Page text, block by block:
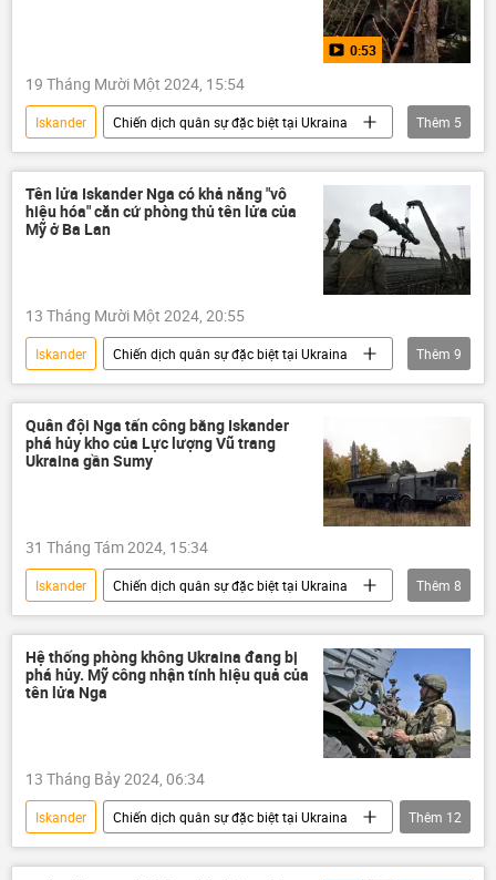
máy bay không người lái
Kinzhal
Pantsir-S
Quân đội Nga
chuyên gia
0:53
19 Tháng Mười Một 2024, 15:54
Iskander
Chiến dịch quân sự đặc biệt tại Ukraina
Video
Cuộc khủng hoảng ở Ukraina
Ukraina
Bộ Quốc phòng Nga
Quân đội Nga
Thêm 5
Tên lửa Iskander Nga có khả năng "vô
hiệu hóa" căn cứ phòng thủ tên lửa của
Mỹ ở Ba Lan
13 Tháng Mười Một 2024, 20:55
Iskander
Chiến dịch quân sự đặc biệt tại Ukraina
Nga
Ba Lan
Thế giới
Cuộc khủng hoảng ở Ukraina
Ukraina
NATO
sản xuất
Quân sự
Thêm 9
Quân đội Nga tấn công bằng Iskander
phá hủy kho của Lực lượng Vũ trang
Ukraina gần Sumy
31 Tháng Tám 2024, 15:34
Iskander
Chiến dịch quân sự đặc biệt tại Ukraina
Ukraina
Cuộc khủng hoảng ở Ukraina
lực lượng vũ trang
Nga
Bộ Quốc phòng Nga
xung đột quân sự
Thêm 8
Hệ thống phòng không Ukraina đang bị
phá hủy. Mỹ công nhận tính hiệu quả của
tên lửa Nga
13 Tháng Bảy 2024, 06:34
Iskander
Chiến dịch quân sự đặc biệt tại Ukraina
Nga
Bộ Quốc phòng Nga
Thêm 12